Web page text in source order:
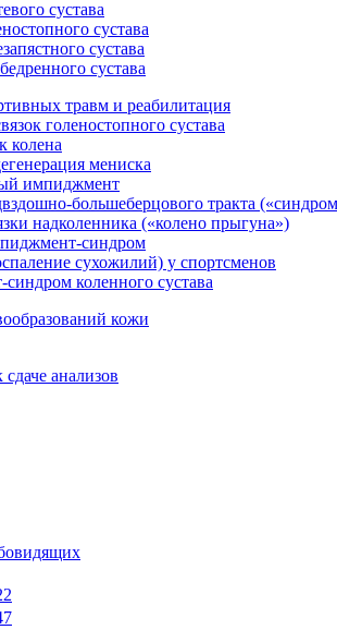
сустава
сустава
сустава
сустава
травм и реабилитация
голеностопного сустава
колена
мениска
импиджмент
большеберцового тракта
надколенника («колено прыгуна»)
синдром
сухожилий) у спортсменов
коленного сустава
кожи
анализов